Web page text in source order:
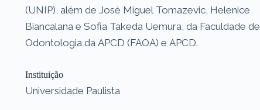
(UNIP), além de José Miguel Tomazevic, Helenice
Biancalana e Sofia Takeda Uemura, da Faculdade de
Odontologia da APCD (FAOA) e APCD.
Instituição
Universidade Paulista